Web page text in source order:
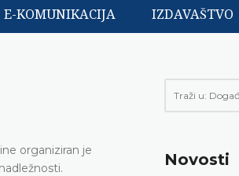
E-KOMUNIKACIJA IZDAVAŠTVO
organiziran je
Novosti